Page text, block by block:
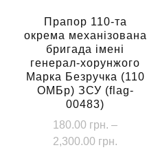
Прапор 110-та
окрема механізована
бригада імені
генерал-хорунжого
Марка Безручка (110
ОМБр) ЗСУ (flag-
00483)
180.00 грн. –
2,300.00 грн.